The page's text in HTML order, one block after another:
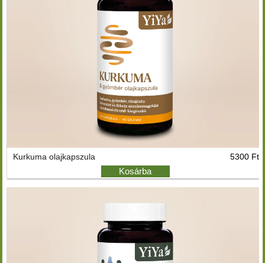
Kurkuma olajkapszula 5300 Ft
Kosárba